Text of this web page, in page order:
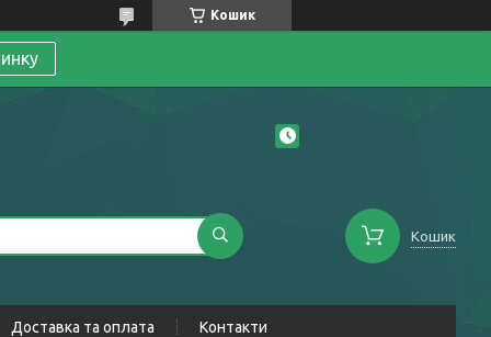
Кошик
Кошик
Доставка та оплата Контакти